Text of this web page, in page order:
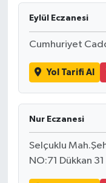
Eylül Eczanesi
Cumhuriyet
Yol Tarifi Al
Nur Eczanesi
Selçuklu
NO:71 Dükkan 31